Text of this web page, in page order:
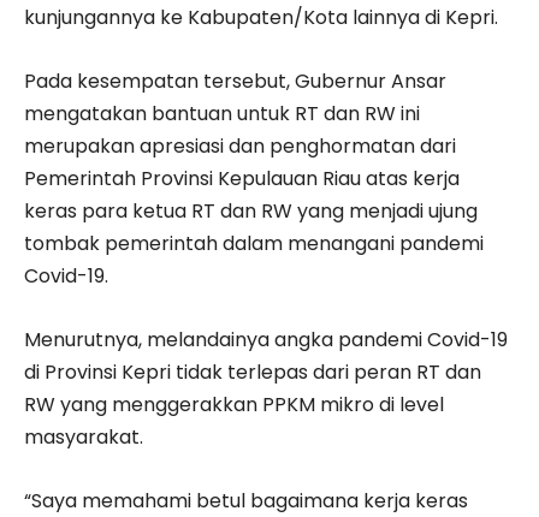
kunjungannya ke Kabupaten/Kota lainnya di Kepri.
Pada kesempatan tersebut, Gubernur Ansar
mengatakan bantuan untuk RT dan RW ini
merupakan apresiasi dan penghormatan dari
Pemerintah Provinsi Kepulauan Riau atas kerja
keras para ketua RT dan RW yang menjadi ujung
tombak pemerintah dalam menangani pandemi
Covid-19.
Menurutnya, melandainya angka pandemi Covid-19
di Provinsi Kepri tidak terlepas dari peran RT dan
RW yang menggerakkan PPKM mikro di level
masyarakat.
“Saya memahami betul bagaimana kerja keras